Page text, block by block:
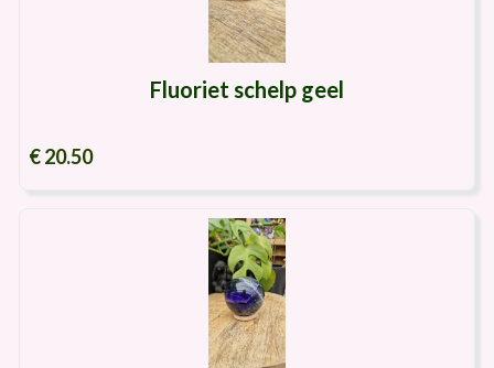
Fluoriet schelp geel
€ 20.50